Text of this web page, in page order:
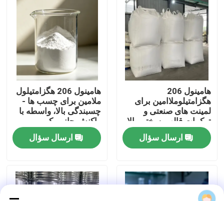
دربارهی ما
کارخانه تور
کنترل کیفیت
تماس با ما
اخبار
درخواست نقل قول
هامینول 206
هگزامتیلوملاامین برای
لمینت های صنعتی و
ترکیبات قالب ️ سختی بالا،
عایق بندی بالا
ارسال سؤال
هامینول 206 هگزامتیلول
ملامین برای چسب ها -
چسبندگی بالا، واسطه با
واکنش جانبی کم
ارسال سؤال